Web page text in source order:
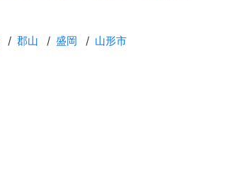
郡山 盛岡 山形市